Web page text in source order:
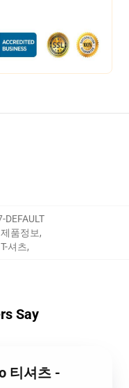
DEFAULT
품정보,
셔츠,
Say
티셔츠 -